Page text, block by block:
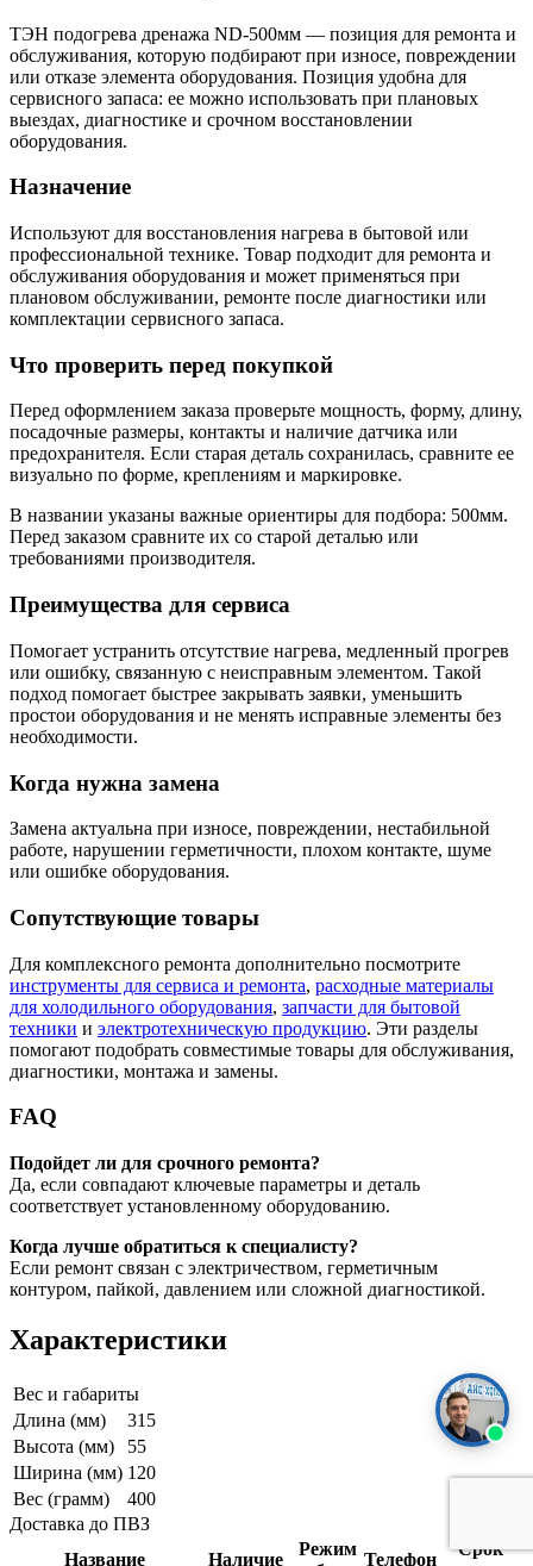
ТЭН подогрева дренажа ND-500мм — позиция для ремонта и
обслуживания, которую подбирают при износе, повреждении
или отказе элемента оборудования. Позиция удобна для
сервисного запаса: ее можно использовать при плановых
выездах, диагностике и срочном восстановлении
оборудования.
Назначение
Используют для восстановления нагрева в бытовой или
профессиональной технике. Товар подходит для ремонта и
обслуживания оборудования и может применяться при
плановом обслуживании, ремонте после диагностики или
комплектации сервисного запаса.
Что проверить перед покупкой
Перед оформлением заказа проверьте мощность, форму, длину,
посадочные размеры, контакты и наличие датчика или
предохранителя. Если старая деталь сохранилась, сравните ее
визуально по форме, креплениям и маркировке.
В названии указаны важные ориентиры для подбора: 500мм.
Перед заказом сравните их со старой деталью или
требованиями производителя.
Преимущества для сервиса
Помогает устранить отсутствие нагрева, медленный прогрев
или ошибку, связанную с неисправным элементом. Такой
подход помогает быстрее закрывать заявки, уменьшить
простои оборудования и не менять исправные элементы без
необходимости.
Когда нужна замена
Замена актуальна при износе, повреждении, нестабильной
работе, нарушении герметичности, плохом контакте, шуме
или ошибке оборудования.
Сопутствующие товары
Для комплексного ремонта дополнительно посмотрите
инструменты для сервиса и ремонта, расходные материалы
для холодильного оборудования, запчасти для бытовой
техники и электротехническую продукцию. Эти разделы
помогают подобрать совместимые товары для обслуживания,
диагностики, монтажа и замены.
FAQ
Подойдет ли для срочного ремонта?
Да, если совпадают ключевые параметры и деталь
соответствует установленному оборудованию.
Когда лучше обратиться к специалисту?
Если ремонт связан с электричеством, герметичным
контуром, пайкой, давлением или сложной диагностикой.
Характеристики
Вес и габариты
Длина (мм)
315
Высота (мм)
55
Ширина (мм) 120
Вес (грамм)
400
Доставка до ПВЗ
Название
Наличие
Режим
Телефон
Срок